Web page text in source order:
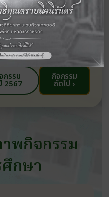
กรรม
2567
กิจกรรม
ถัดไป ›
พกิจกรรม
กษา